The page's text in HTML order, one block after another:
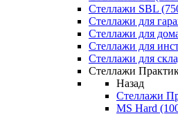
Стеллажи SBL
Стеллажи для
Стеллажи для
Стеллажи для
Стеллажи для
Стеллажи
Назад
Стеллажи
MS Hard